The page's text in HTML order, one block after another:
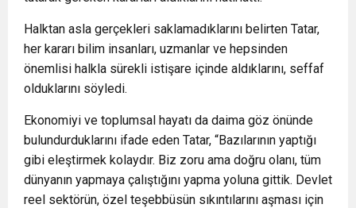
Halktan asla gerçekleri saklamadıklarını belirten Tatar,
her kararı bilim insanları, uzmanlar ve hepsinden
önemlisi halkla sürekli istişare içinde aldıklarını, seffaf
olduklarını söyledi.
Ekonomiyi ve toplumsal hayatı da daima göz önünde
bulundurduklarını ifade eden Tatar, “Bazılarının yaptığı
gibi eleştirmek kolaydır. Biz zoru ama doğru olanı, tüm
dünyanın yapmaya çalıştığını yapma yoluna gittik. Devlet
reel sektörün, özel teşebbüsün sıkıntılarını aşması için